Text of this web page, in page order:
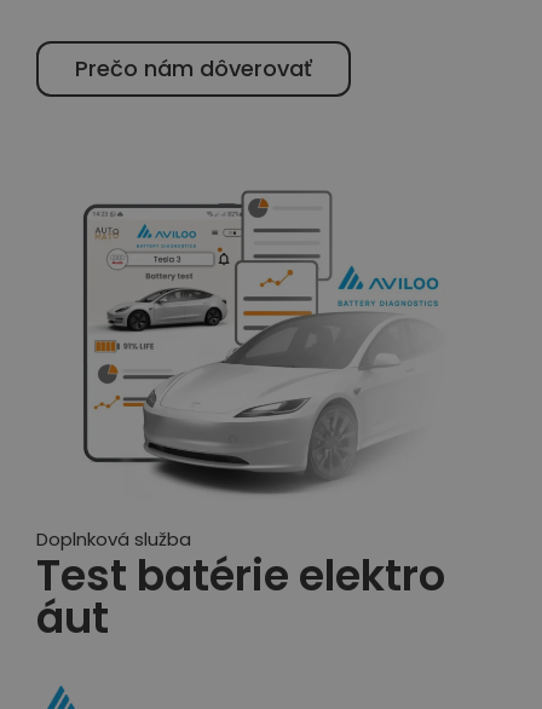
Prečo nám dôverovať
Doplnková služba
Test batérie elektro
áut